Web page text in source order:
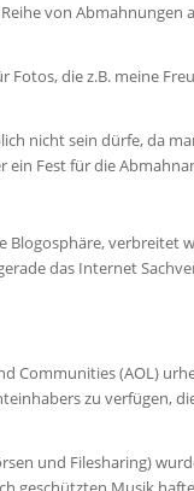
von Abmahnungen
Fotos, die z.B. meine
nicht sein dürfe, da
ein Fest für die
Blogosphäre, verbreitet
das Internet
Communities (AOL)
zu verfügen,
und Filesharing)